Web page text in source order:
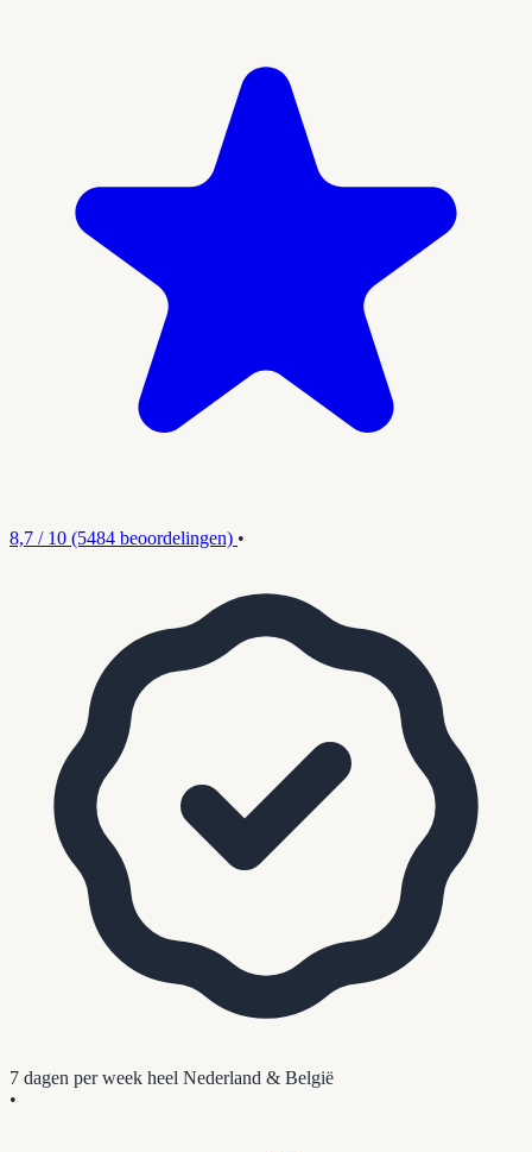
8,7 / 10 (5484 beoordelingen) •
7 dagen per week heel Nederland & België
•